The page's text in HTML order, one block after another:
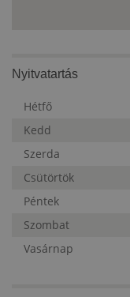
Nyitvatartás
Hétfő
Kedd
Szerda
Csütörtök
Péntek
Szombat
Vasárnap